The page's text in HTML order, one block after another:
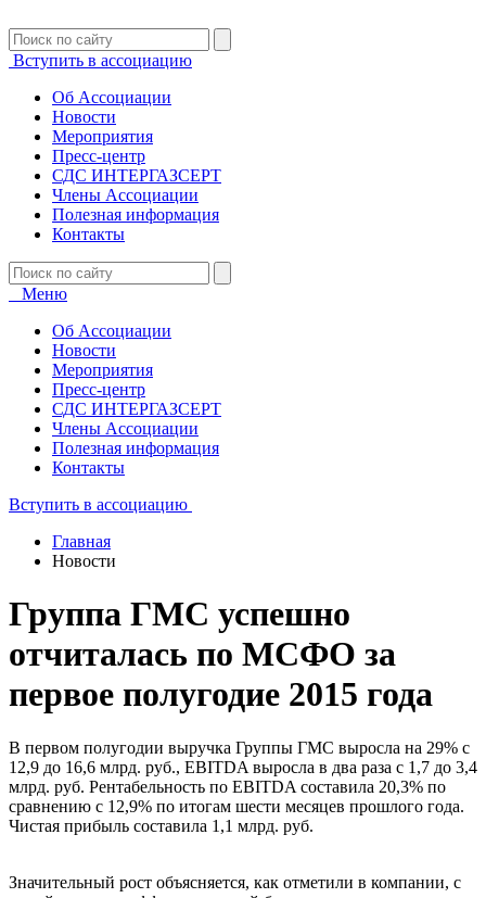
Вступить в ассоциацию
Об Ассоциации
Новости
Мероприятия
Пресс-центр
СДС ИНТЕРГАЗСЕРТ
Члены Ассоциации
Полезная информация
Контакты
Меню
Об Ассоциации
Новости
Мероприятия
Пресс-центр
СДС ИНТЕРГАЗСЕРТ
Члены Ассоциации
Полезная информация
Контакты
Вступить в ассоциацию
Главная
Новости
Группа ГМС успешно
отчиталась по МСФО за
первое полугодие 2015 года
В первом полугодии выручка Группы ГМС выросла на 29% с
12,9 до 16,6 млрд. руб., EBITDA выросла в два раза с 1,7 до 3,4
млрд. руб. Рентабельность по EBITDA составила 20,3% по
сравнению с 12,9% по итогам шести месяцев прошлого года.
Чистая прибыль составила 1,1 млрд. руб.
Значительный рост объясняется, как отметили в компании, с